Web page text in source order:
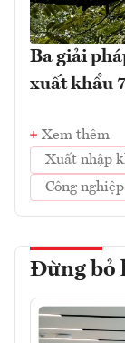
Ba giải
xuất khẩu
Xem thêm
Xuất nhập
Công nghiệp
Đừng bỏ